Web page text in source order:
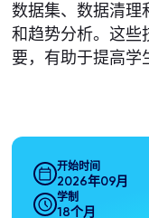
数据集、数据清理
和趋势分析。这些
要，有助于提高学
开始时间
2026年09月
学制
18个月